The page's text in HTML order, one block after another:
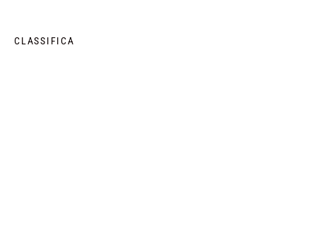
CLASSIFICA